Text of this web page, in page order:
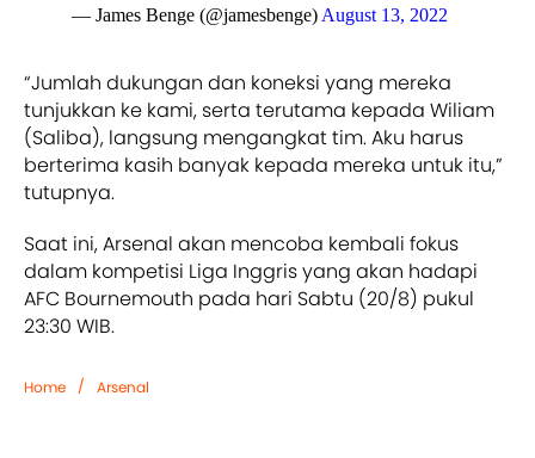
— James Benge (@jamesbenge) August 13, 2022
“Jumlah dukungan dan koneksi yang mereka
tunjukkan ke kami, serta terutama kepada Wiliam
(Saliba), langsung mengangkat tim. Aku harus
berterima kasih banyak kepada mereka untuk itu,”
tutupnya.
Saat ini, Arsenal akan mencoba kembali fokus
dalam kompetisi Liga Inggris yang akan hadapi
AFC Bournemouth pada hari Sabtu (20/8) pukul
23:30 WIB.
Home / Arsenal